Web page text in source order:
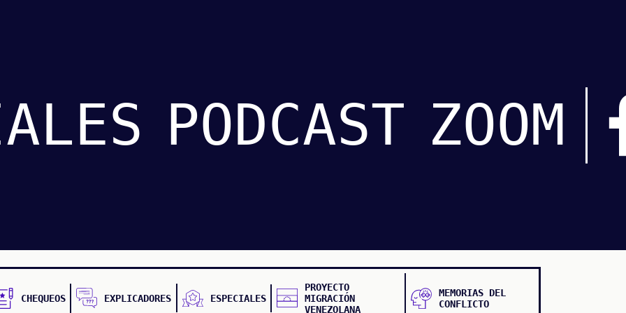
PODCAST ZOOM
CHEQUEOS EXPLICADORES ESPECIALES
PROYECTO
MIGRACIÓN
VENEZOLANA
MEMORIAS DEL
CONFLICTO